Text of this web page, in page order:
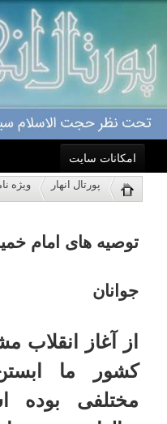
امکانات سایت
خانه
درباره ما
پاسخگویی
امکانات
پورتال انهار
ویژه نامه
جوانان
کشور
خود
نگاه
راحل